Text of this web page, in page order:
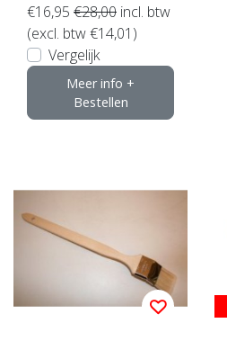
€16,95 €28,00 incl. btw
(excl. btw €14,01)
Vergelijk
Meer info +
Bestellen